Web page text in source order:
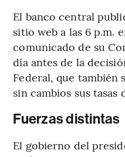
El banco central
sitio web a las 6 p.m.
comunicado de su
día antes de la
Federal, que también
sin cambios sus tasas
Fuerzas distintas
El gobierno del